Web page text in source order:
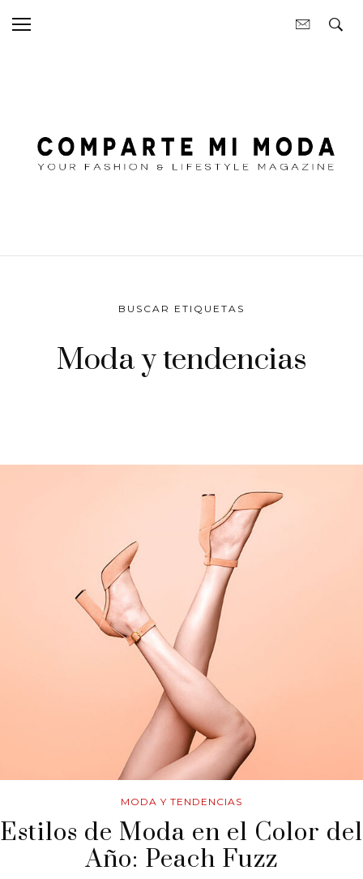
BUSCAR ETIQUETAS
Moda y tendencias
MODA Y TENDENCIAS
Estilos de Moda en el Color del
Año: Peach Fuzz